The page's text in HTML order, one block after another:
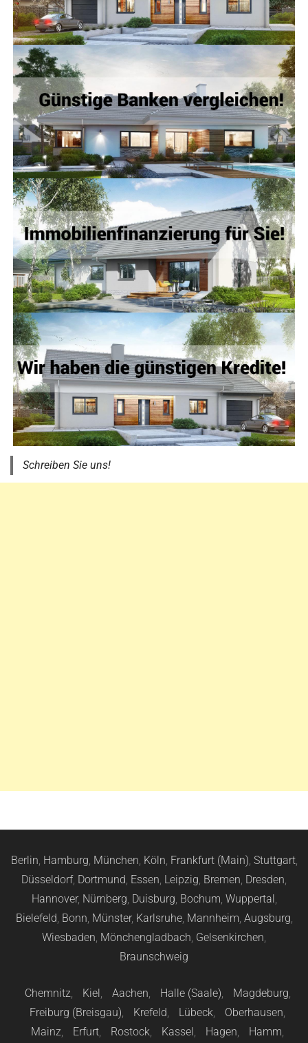
Schreiben Sie uns!
Berlin, Hamburg, München, Köln, Frankfurt (Main), Stuttgart,
Düsseldorf, Dortmund, Essen, Leipzig, Bremen, Dresden,
Hannover, Nürnberg, Duisburg, Bochum, Wuppertal,
Bielefeld, Bonn, Münster, Karlsruhe, Mannheim, Augsburg,
Wiesbaden, Mönchengladbach, Gelsenkirchen,
Braunschweig
Chemnitz, Kiel, Aachen, Halle (Saale), Magdeburg,
Freiburg (Breisgau), Krefeld, Lübeck, Oberhausen,
Mainz, Erfurt, Rostock, Kassel, Hagen, Hamm,